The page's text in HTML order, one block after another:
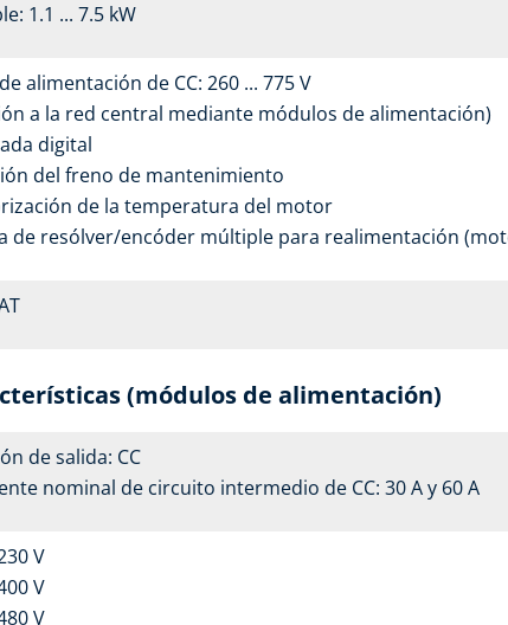
1.1 ... 7.5 kW
alimentación de CC: 260 ... 775 V
a la red central mediante módulos de alimentación)
digital
del freno de mantenimiento
de la temperatura del motor
de resólver/encóder múltiple para realimentación
(módulos de alimentación)
de salida: CC
nominal de circuito intermedio de CC: 30 A y 60 A
V
V
V